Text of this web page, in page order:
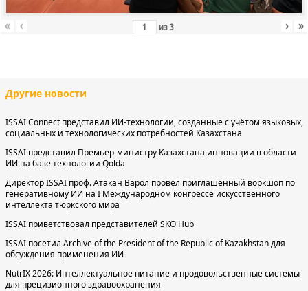
« ‹ из3 › »
Другие новости
ISSAI Connect представил ИИ-технологии, созданные с учётом языковых,
социальных и технологических потребностей Казахстана
ISSAI представил Премьер-министру Казахстана инновации в области
ИИ на базе технологии Qolda
Директор ISSAI проф. Атакан Варол провел приглашенный воркшоп по
генеративному ИИ на I Международном конгрессе искусственного
интеллекта тюркского мира
ISSAI приветствовал представителей SKO Hub
ISSAI посетил Archive of the President of the Republic of Kazakhstan для
обсуждения применения ИИ
NutrIX 2026: Интеллектуальное питание и продовольственные системы
для прецизионного здравоохранения